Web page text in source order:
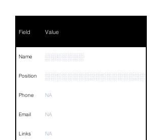
Field Value
Name ░░░░░░░
Position ░░░░░░░░░░░░░░░░░░
Phone NA
Email NA
Links NA